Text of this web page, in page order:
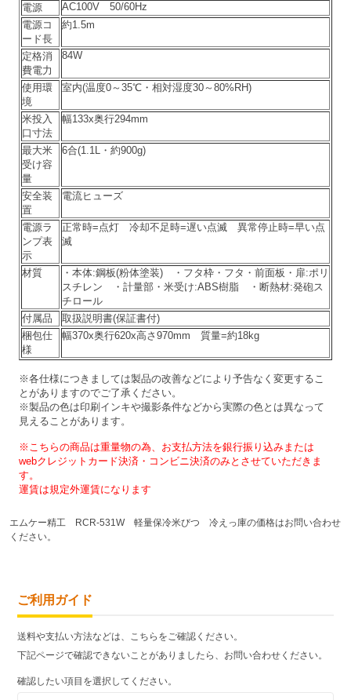
電源
AC100V 50/60Hz
電源コ
ード長
約1.5m
定格消
費電力
84W
使用環
境
室内(温度0～35℃・相対湿度30～80%RH)
米投入
口寸法
幅133x奥行294mm
最大米
受け容
量
6合(1.1L・約900g)
安全装
置
電流ヒューズ
電源ラ
ンプ表
示
正常時=点灯 冷却不足時=遅い点滅 異常停止時=早い点
滅
材質
・本体:鋼板(粉体塗装) ・フタ枠・フタ・前面板・扉:ポリ
スチレン ・計量部・米受け:ABS樹脂 ・断熱材:発砲ス
チロール
付属品
取扱説明書(保証書付)
梱包仕
様
幅370x奥行620x高さ970mm 質量=約18kg
※各仕様につきましては製品の改善などにより予告なく変更するこ
とがありますのでご了承ください。
※製品の色は印刷インキや撮影条件などから実際の色とは異なって
見えることがあります。
※こちらの商品は重量物の為、お支払方法を銀行振り込みまたは
webクレジットカード決済・コンビニ決済のみとさせていただきま
す。
運賃は規定外運賃になります
エムケー精工 RCR-531W 軽量保冷米びつ 冷えっ庫の価格はお問い合わせ
ください。
ご利用ガイド
送料や支払い方法などは、こちらをご確認ください。
下記ページで確認できないことがありましたら、お問い合わせください。
確認したい項目を選択してください。